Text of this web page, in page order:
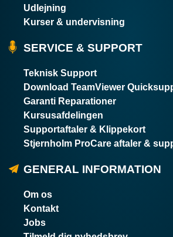
Udlejning
Kurser & undervisning
SERVICE & SUPPORT
Teknisk Support
Download TeamViewer
Garanti Reparationer
Kursusafdelingen
Supportaftaler & Klippekort
Stjernholm ProCare aftaler &
GENERAL INFORMATION
Om os
Kontakt
Jobs